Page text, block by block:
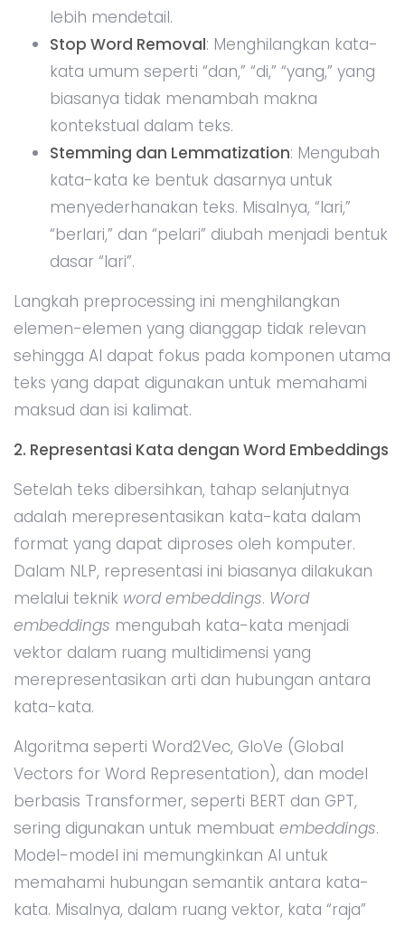
lebih mendetail.
Stop Word Removal: Menghilangkan kata-
kata umum seperti “dan,” “di,” “yang,” yang
biasanya tidak menambah makna
kontekstual dalam teks.
Stemming dan Lemmatization: Mengubah
kata-kata ke bentuk dasarnya untuk
menyederhanakan teks. Misalnya, “lari,”
“berlari,” dan “pelari” diubah menjadi bentuk
dasar “lari”.
Langkah preprocessing ini menghilangkan
elemen-elemen yang dianggap tidak relevan
sehingga AI dapat fokus pada komponen utama
teks yang dapat digunakan untuk memahami
maksud dan isi kalimat.
2. Representasi Kata dengan Word Embeddings
Setelah teks dibersihkan, tahap selanjutnya
adalah merepresentasikan kata-kata dalam
format yang dapat diproses oleh komputer.
Dalam NLP, representasi ini biasanya dilakukan
melalui teknik word embeddings. Word
embeddings mengubah kata-kata menjadi
vektor dalam ruang multidimensi yang
merepresentasikan arti dan hubungan antara
kata-kata.
Algoritma seperti Word2Vec, GloVe (Global
Vectors for Word Representation), dan model
berbasis Transformer, seperti BERT dan GPT,
sering digunakan untuk membuat embeddings.
Model-model ini memungkinkan AI untuk
memahami hubungan semantik antara kata-
kata. Misalnya, dalam ruang vektor, kata “raja”